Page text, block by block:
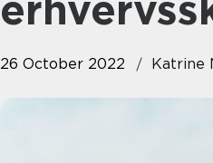
26 October 2022 Katrine